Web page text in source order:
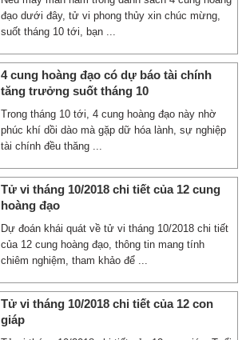
đạo dưới đây, tử vi phong thủy xin chúc mừng,
suốt tháng 10 tới, bạn ...
4 cung hoàng đạo có dự báo tài chính
tăng trưởng suốt tháng 10
Trong tháng 10 tới, 4 cung hoàng đạo này nhờ
phúc khí dồi dào mà gặp dữ hóa lành, sự nghiệp
tài chính đều thăng ...
Tử vi tháng 10/2018 chi tiết của 12 cung
hoàng đạo
Dự đoán khái quát về tử vi tháng 10/2018 chi tiết
của 12 cung hoàng đạo, thông tin mang tính
chiêm nghiệm, tham khảo để ...
Tử vi tháng 10/2018 chi tiết của 12 con
giáp